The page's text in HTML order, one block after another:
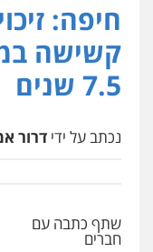
פלילי
פלילי
חיפה:
קשישה
7.5 שנים
נכתב על ידי דרור
שתף כתבה עם
חברים